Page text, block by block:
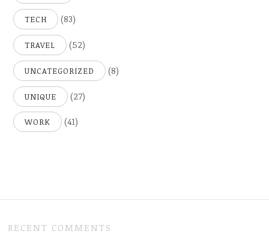
TECH (83)
TRAVEL (52)
UNCATEGORIZED (8)
UNIQUE (27)
WORK (41)
RECENT COMMENTS